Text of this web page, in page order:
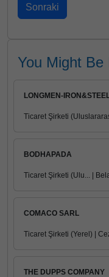
You Might
LONGMEN-
Ticaret Şirketi
BODHAPADA
Ticaret Şirketi (Ulu... |
COMACO SARL
Ticaret Şirketi (Yerel) |
THE DUPPS COMPANY